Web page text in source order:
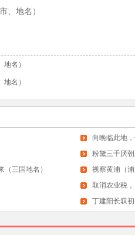
、地名）
名）
名）
向晚临此地
粉黛三千厌
（三国地名）
视察黄浦（
取消农业税
丁建阳长叹